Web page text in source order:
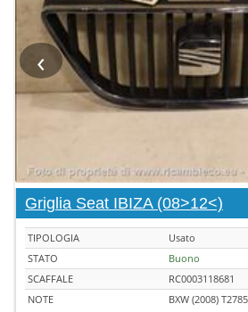
‹
Griglia Seat IBIZA (08>12<)
TIPOLOGIA
Usato
STATO
Buono
SCAFFALE
RC0003118681
NOTE
BXW (2008)